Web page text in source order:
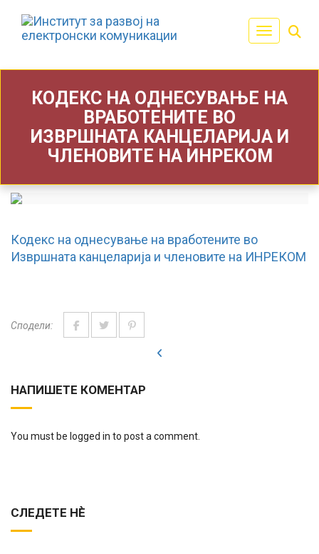
Toggle
КОДЕКС НА ОДНЕСУВАЊЕ НА
ВРАБОТЕНИТЕ ВО
ИЗВРШНАТА КАНЦЕЛАРИЈА И
ЧЛЕНОВИТЕ НА ИНРЕКОМ
Кодекс на однесување на вработените во
Извршната канцеларија и членовите на ИНРЕКОМ
Сподели:
НАПИШЕТЕ КОМЕНТАР
You must be logged in to post a comment.
СЛЕДЕТЕ НЀ